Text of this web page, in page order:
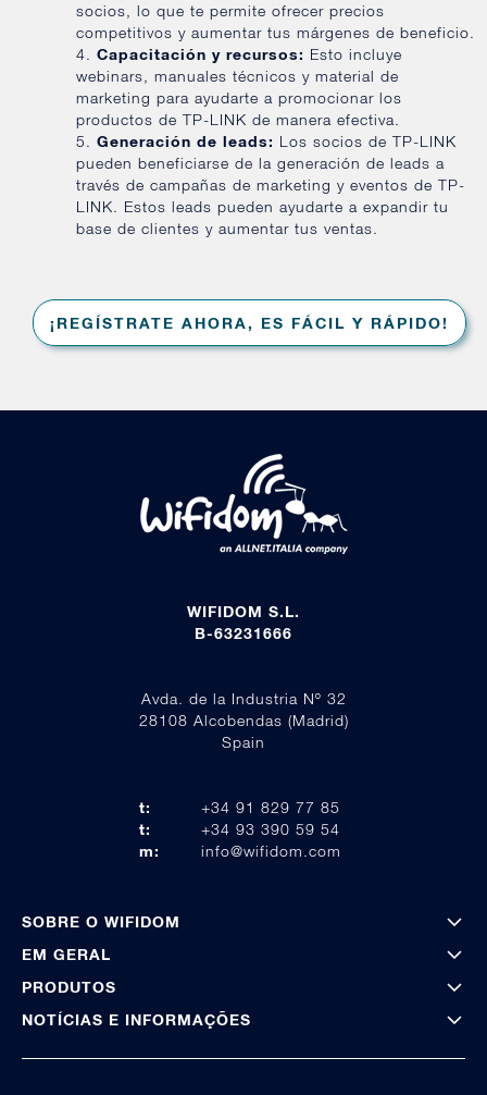
socios, lo que te permite ofrecer precios
competitivos y aumentar tus márgenes de beneficio.
Capacitación y recursos: Esto incluye
webinars, manuales técnicos y material de
marketing para ayudarte a promocionar los
productos de TP-LINK de manera efectiva.
Generación de leads: Los socios de TP-LINK
pueden beneficiarse de la generación de leads a
través de campañas de marketing y eventos de TP-
LINK. Estos leads pueden ayudarte a expandir tu
base de clientes y aumentar tus ventas.
¡REGÍSTRATE AHORA, ES FÁCIL Y RÁPIDO!
WIFIDOM S.L.
B-63231666
Avda. de la Industria Nº 32
28108 Alcobendas (Madrid)
Spain
t:
+34 91 829 77 85
t:
+34 93 390 59 54
m:
info@wifidom.com
SOBRE O WIFIDOM
EM GERAL
PRODUTOS
NOTÍCIAS E INFORMAÇÕES